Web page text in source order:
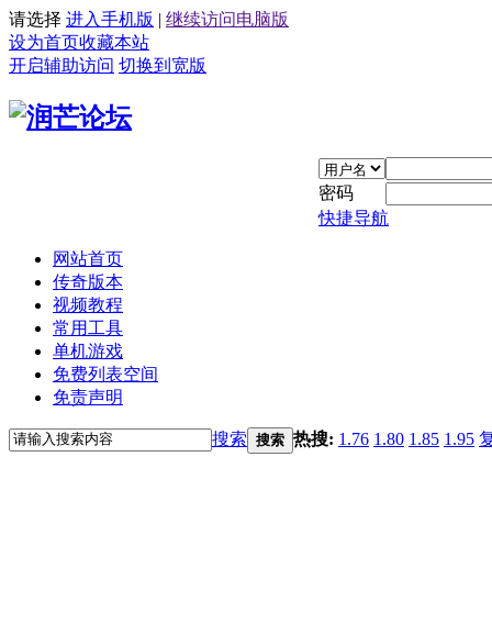
请选择 进入手机版 | 继续访问电脑版
设为首页收藏本站
开启辅助访问 切换到宽版
密码
快捷导航
网站首页
传奇版本
视频教程
常用工具
单机游戏
免费列表空间
免责声明
搜索 搜索 热搜: 1.76 1.80 1.85 1.95